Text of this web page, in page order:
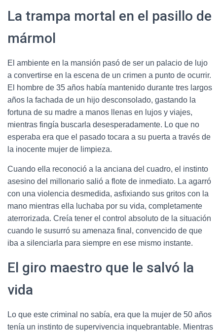
La trampa mortal en el pasillo de
mármol
El ambiente en la mansión pasó de ser un palacio de lujo
a convertirse en la escena de un crimen a punto de ocurrir.
El hombre de 35 años había mantenido durante tres largos
años la fachada de un hijo desconsolado, gastando la
fortuna de su madre a manos llenas en lujos y viajes,
mientras fingía buscarla desesperadamente. Lo que no
esperaba era que el pasado tocara a su puerta a través de
la inocente mujer de limpieza.
Cuando ella reconoció a la anciana del cuadro, el instinto
asesino del millonario salió a flote de inmediato. La agarró
con una violencia desmedida, asfixiando sus gritos con la
mano mientras ella luchaba por su vida, completamente
aterrorizada. Creía tener el control absoluto de la situación
cuando le susurró su amenaza final, convencido de que
iba a silenciarla para siempre en ese mismo instante.
El giro maestro que le salvó la
vida
Lo que este criminal no sabía, era que la mujer de 50 años
tenía un instinto de supervivencia inquebrantable. Mientras